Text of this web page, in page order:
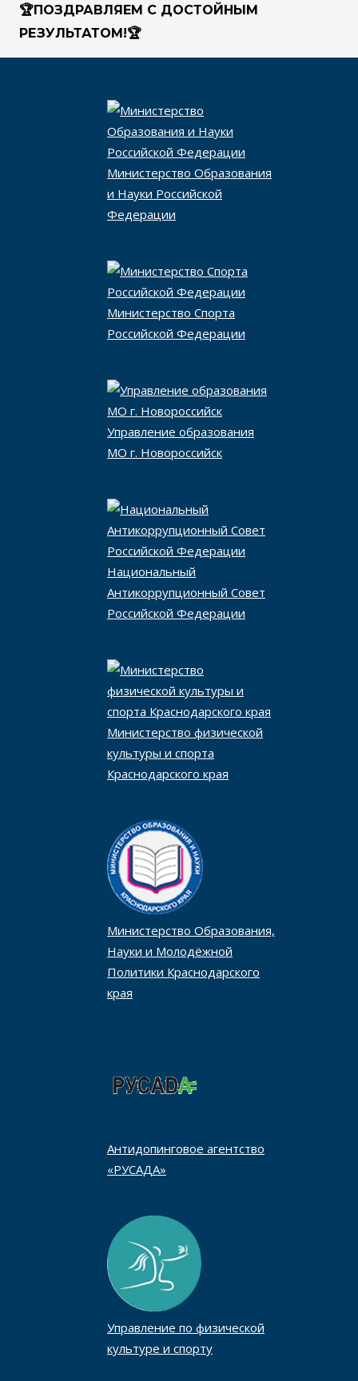
🏆ПОЗДРАВЛЯЕМ С ДОСТОЙНЫМ
РЕЗУЛЬТАТОМ!🏆
Министерство Образования
и Науки Российской
Федерации
Министерство Спорта
Российской Федерации
Управление образования
МО г. Новороссийск
Национальный
Антикоррупционный Совет
Российской Федерации
Министерство физической
культуры и спорта
Краснодарского края
Министерство Образования,
Науки и Молодёжной
Политики Краснодарского
края
Антидопинговое агентство
«РУСАДА»
Управление по физической
культуре и спорту